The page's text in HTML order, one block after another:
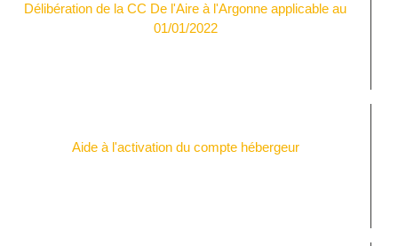
Délibération de la CC De l'Aire à l'Argonne applicable au
01/01/2022
Aide à l'activation du compte hébergeur